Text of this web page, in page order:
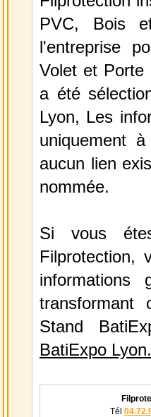
PVC, Bois
l'entreprise
Volet et Porte
a été
Lyon, Les
uniquement
aucun lien
nommée.
Si vous
Filprotection,
informations
Stand
BatiExpo Lyon.
Tél